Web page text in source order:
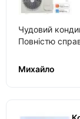
Чудовий
Михайло